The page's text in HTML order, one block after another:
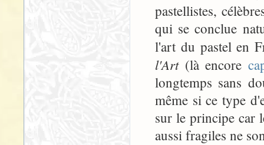
pastellistes,
qui se conclue
l'art du pastel en
l'Art(là encore
longtemps sans
même si ce type
sur le principe car
aussi fragiles ne